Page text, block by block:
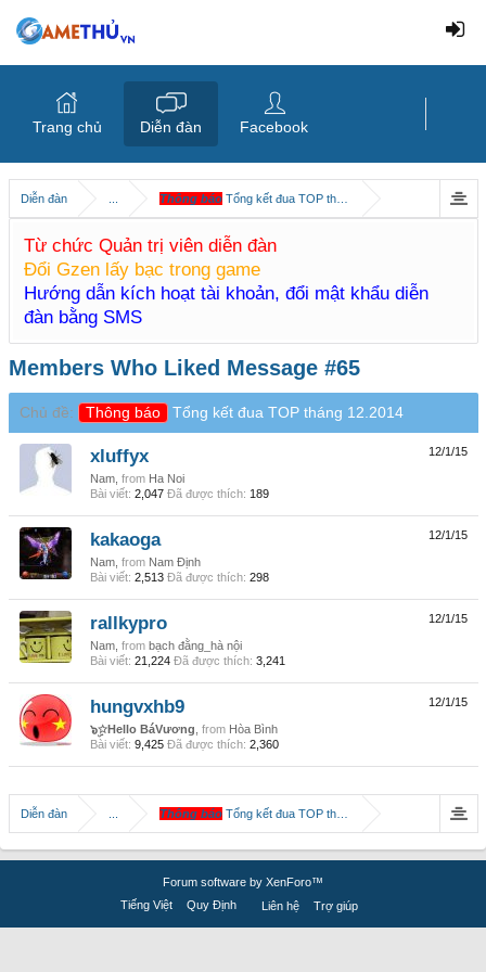
Diễn đàn Thông báoTổng kết đua TOP tháng 12.2014
Từ chức Quản trị viên diễn đàn
Đổi Gzen lấy bạc trong game
Hướng dẫn kích hoạt tài khoản, đổi mật khẩu diễn
đàn bằng SMS
Members Who Liked Message #65
Chủ đề: Thông báo Tổng kết đua TOP tháng 12.2014
12/1/15
xluffyx
Nam, from Ha Noi
Bài viết: 2,047 Đã được thích: 189
12/1/15
kakaoga
Nam, from Nam Định
Bài viết: 2,513 Đã được thích: 298
12/1/15
rallkypro
Nam, from bạch đằng_hà nội
Bài viết: 21,224 Đã được thích: 3,241
12/1/15
hungvxhb9
๖ۣ☆Hello BáVương from Hòa Bình
Bài viết: 9,425 Đã được thích: 2,360
Diễn đàn Thông báoTổng kết đua TOP tháng 12.2014
Trang chủ Diễn đàn Facebook
Forum software by XenForo™
Tiếng Việt
Quy Định Liên hệ Trợ giúp